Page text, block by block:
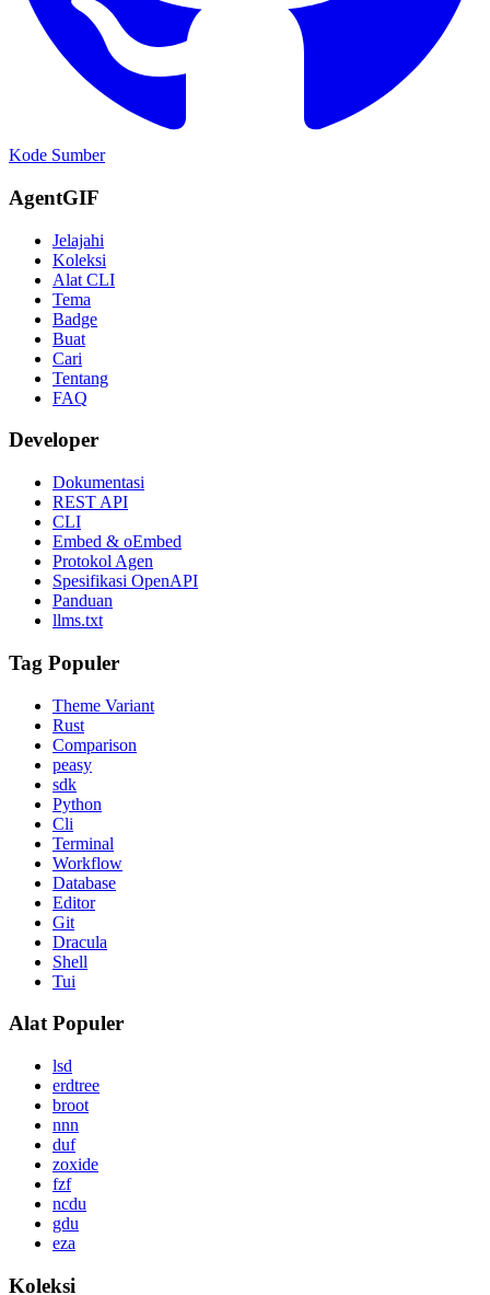
Kode Sumber
AgentGIF
Jelajahi
Koleksi
Alat CLI
Tema
Badge
Buat
Cari
Tentang
FAQ
Developer
Dokumentasi
REST API
CLI
Embed & oEmbed
Protokol Agen
Spesifikasi OpenAPI
Panduan
llms.txt
Tag Populer
Theme Variant
Rust
Comparison
peasy
sdk
Python
Cli
Terminal
Workflow
Database
Editor
Git
Dracula
Shell
Tui
Alat Populer
lsd
erdtree
broot
nnn
duf
zoxide
fzf
ncdu
gdu
eza
Koleksi